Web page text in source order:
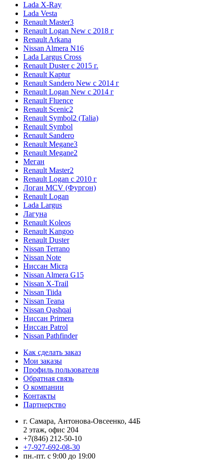
Lada X-Ray
Lada Vesta
Renault Master3
Renault Logan New с 2018 г
Renault Arkana
Nissan Almera N16
Lada Largus Cross
Renault Duster с 2015 г.
Renault Kaptur
Renault Sandero New с 2014 г
Renault Logan New с 2014 г
Renault Fluence
Renault Scenic2
Renault Symbol2 (Talia)
Renault Symbol
Renault Sandero
Renault Megane3
Renault Megane2
Меган
Renault Master2
Renault Logan c 2010 г
Логан МСV (Фургон)
Renault Logan
Lada Largus
Лагуна
Renault Koleos
Renault Kangoo
Renault Duster
Nissan Terrano
Nissan Note
Ниссан Micra
Nissan Almera G15
Nissan X-Trail
Nissan Tiida
Nissan Teana
Nissan Qashqai
Ниссан Primera
Ниссан Patrol
Nissan Pathfinder
Как сделать заказ
Мои заказы
Профиль пользователя
Обратная связь
О компании
Контакты
Партнерство
г. Самара, Антонова-Овсеенко, 44Б
2 этаж, офис 204
+7(846) 212-50-10
+7-927-692-08-30
пн.-пт. с 9:00 до 19:00